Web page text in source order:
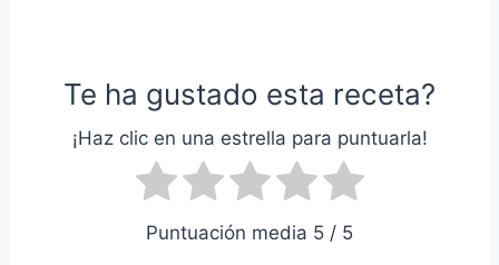
Te ha gustado esta receta?
¡Haz clic en una estrella para puntuarla!
Puntuación media 5 / 5